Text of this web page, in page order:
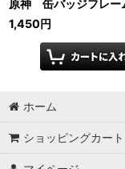
原神 缶バッジフレ
1,450円
ホーム
ショッピングカート